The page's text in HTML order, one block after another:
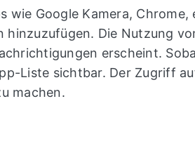
Google Kamera,
Die Nutzung
erscheint.
Liste sichtbar. Der Zugriff
machen.